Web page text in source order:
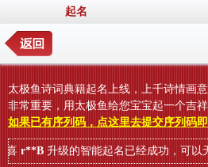
起名
太极鱼诗词典籍起名上线，上千诗情画
非常重要，用太极鱼给您宝宝起一个吉
如果已有序列码，点这里去提交序列码
升级的智能起名已经成功，可以无限